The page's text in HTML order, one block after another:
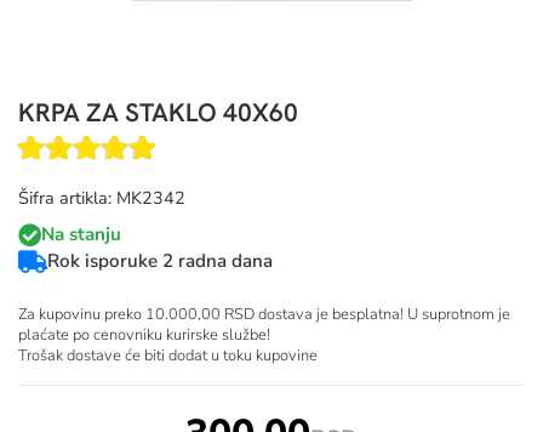
KRPA ZA STAKLO 40X60
Šifra artikla: MK2342
Na stanju
Rok isporuke 2 radna dana
Za kupovinu preko 10.000,00 RSD dostava je besplatna! U suprotnom je
plaćate po cenovniku kurirske službe!
Trošak dostave će biti dodat u toku kupovine